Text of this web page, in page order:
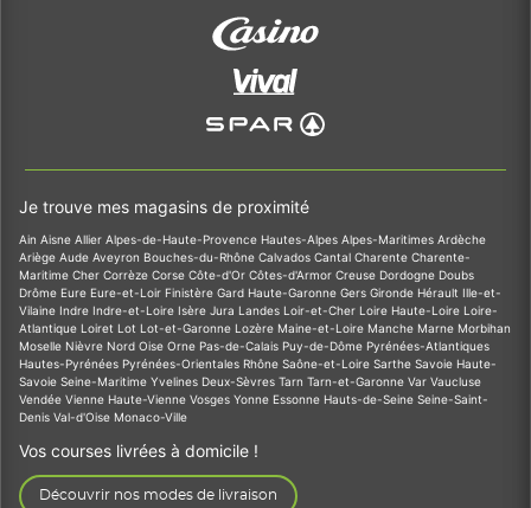
Je trouve mes magasins de proximité
Ain Aisne Allier Alpes-de-Haute-Provence Hautes-Alpes Alpes-Maritimes Ardèche
Ariège Aude Aveyron Bouches-du-Rhône Calvados Cantal Charente Charente-
Maritime Cher Corrèze Corse Côte-d'Or Côtes-d'Armor Creuse Dordogne Doubs
Drôme Eure Eure-et-Loir Finistère Gard Haute-Garonne Gers Gironde Hérault Ille-et-
Vilaine Indre Indre-et-Loire Isère Jura Landes Loir-et-Cher Loire Haute-Loire Loire-
Atlantique Loiret Lot Lot-et-Garonne Lozère Maine-et-Loire Manche Marne Morbihan
Moselle Nièvre Nord Oise Orne Pas-de-Calais Puy-de-Dôme Pyrénées-Atlantiques
Hautes-Pyrénées Pyrénées-Orientales Rhône Saône-et-Loire Sarthe Savoie Haute-
Savoie Seine-Maritime Yvelines Deux-Sèvres Tarn Tarn-et-Garonne Var Vaucluse
Vendée Vienne Haute-Vienne Vosges Yonne Essonne Hauts-de-Seine Seine-Saint-
Denis Val-d'Oise Monaco-Ville
Vos courses livrées à domicile !
Découvrir nos modes de livraison